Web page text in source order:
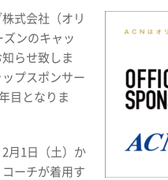
式会社（オリ
ンのキャッ
らせ致しま
プスポンサー
目となりま
月1日（土）か
ーチが着用す